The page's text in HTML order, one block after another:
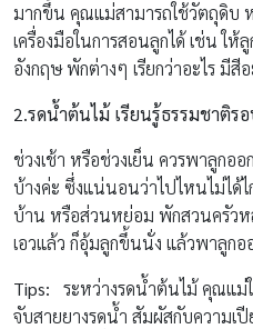
มากขึ้น คุณแม่สามารถใช้วัตถุดิบ
เครื่องมือในการสอนลูกได้ เช่น ใ
อังกฤษ พักต่างๆ เรียกว่าอะไร มีสี
2.รดน้ำต้นไม้ เรียนรู้ธรรมชาติร
ช่วงเช้า หรือช่วงเย็น ควรพาลูกอ
บ้างค่ะ ซึ่งแน่นอนว่าไปไหนไม่ไ
บ้าน หรือส่วนหย่อม พักสวนครัว
เอวแล้ว ก็อุ้มลูกขึ้นนั่ง แล้วพาลูก
Tips: ระหว่างรดน้ำต้นไม้ คุณแม่
จับสายยางรดน้ำ สัมผัสกับความเ